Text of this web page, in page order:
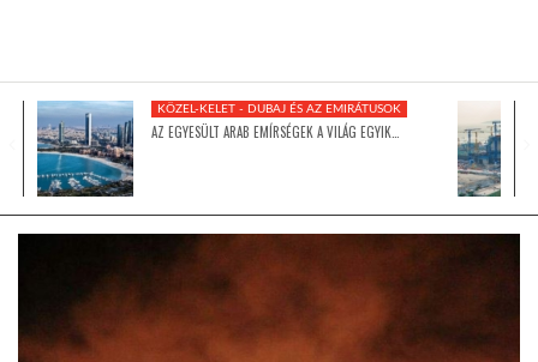
GLOBOTV BP
TROPICALMAGAZIN
KÖZEL-KELET - DUBAJ ÉS AZ EMIRÁTUSOK
AZ EGYESÜLT ARAB EMÍRSÉGEK A VILÁG EGYIK…